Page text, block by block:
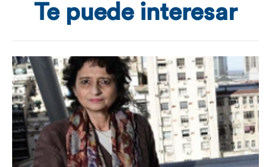
Te puede interesar